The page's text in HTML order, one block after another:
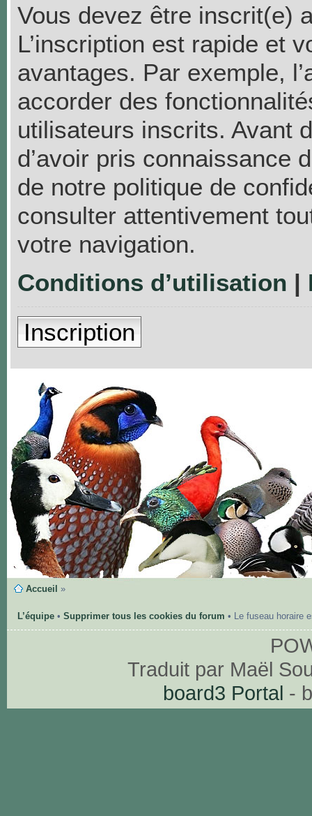
Vous devez être inscrit(e)
L’inscription est rapide et
avantages. Par exemple,
accorder des
utilisateurs inscrits. Avant
d’avoir pris connaissance
de notre politique de
consulter attentivement
votre navigation.
Conditions d’utilisation |
Inscription
Accueil »
L’équipe• Supprimer tous les cookies du forum • Le fuseau horaire
Traduit par Maël
board3 Portal -